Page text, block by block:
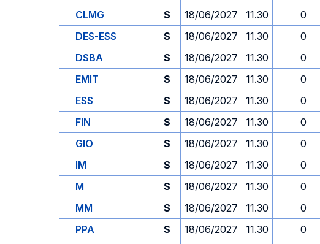
CLMG
S 18/06/2027 11.30 0
DES-ESS
S 18/06/2027 11.30 0
DSBA
S 18/06/2027 11.30 0
EMIT
S 18/06/2027 11.30 0
ESS
S 18/06/2027 11.30 0
FIN
S 18/06/2027 11.30 0
GIO
S 18/06/2027 11.30 0
IM
S 18/06/2027 11.30 0
M
S 18/06/2027 11.30 0
MM
S 18/06/2027 11.30 0
PPA
S 18/06/2027 11.30 0